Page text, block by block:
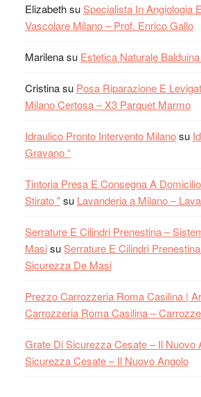
ElizabethsuSpecialista In Angiologia
Vascolare Milano – Prof. Enrico Gallo
Marilenasu Estetica Naturale
Cristinasu Posa Riparazione E
Milano Certosa – X3 Parquet Marmo
Idraulico Pronto Intervento Milanosu
Gravano “
Tintoria Presa E Consegna A
Stirato "su Lavanderia a Milano –
Serrature E Cilindri Prenestina –
MasisuSerrature E Cilindri
Sicurezza De Masi
Prezzo Carrozzeria Roma Casilina |
Carrozzeria Roma Casilina –
Grate Di Sicurezza Cesate – Il Nuovo
Sicurezza Cesate – Il Nuovo Angolo